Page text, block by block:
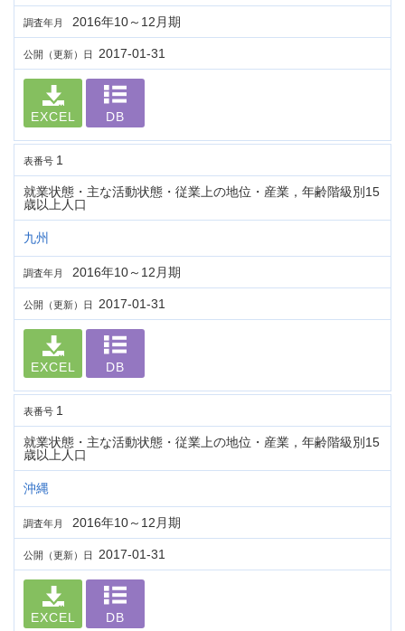
調査年月 2016年10～12月期
公開（更新）日 2017-01-31
EXCEL DB
表番号 1
就業状態・主な活動状態・従業上の地位・産業，年齢階級別15
歳以上人口
九州
調査年月 2016年10～12月期
公開（更新）日 2017-01-31
EXCEL DB
表番号 1
就業状態・主な活動状態・従業上の地位・産業，年齢階級別15
歳以上人口
沖縄
調査年月 2016年10～12月期
公開（更新）日 2017-01-31
EXCEL DB